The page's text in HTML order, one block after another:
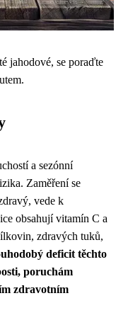
jahodové, se poraďte
a sezónní
Zaměření se
vede k
obsahují vitamín C a
zdravých tuků,
deficit těchto
poruchám
zdravotním